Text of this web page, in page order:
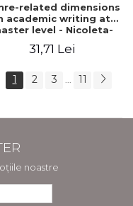
related dimensions
academic writing at
level - Nicoleta-
31,71 Lei
1 2 3 ... 11
noastre